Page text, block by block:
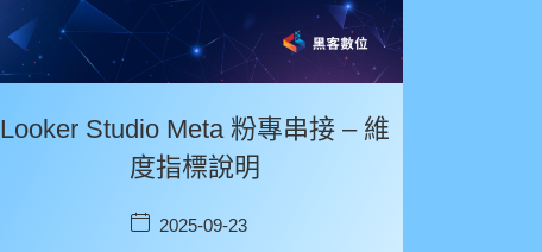
Looker Studio Meta 粉專串接 – 維
度指標說明
2025-09-23